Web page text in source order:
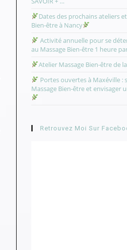
Dates des prochains ateliers
Bien-être à Nancy
Activité annuelle pour se
au Massage Bien-être 1 heure
Atelier Massage Bien-être de
Portes ouvertes à Maxéville :
Massage Bien-être et envisager
Retrouvez Moi Sur